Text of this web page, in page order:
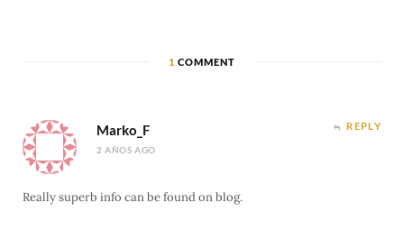
1 COMMENT
Marko_F
2 AÑOS AGO
REPLY
Really superb info can be found on blog.